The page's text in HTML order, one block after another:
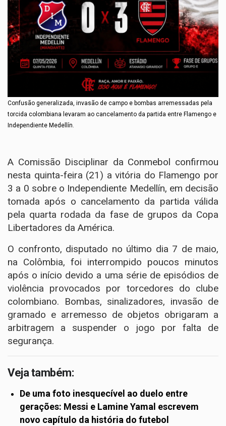
Confusão generalizada, invasão de campo e bombas arremessadas pela
torcida colombiana levaram ao cancelamento da partida entre Flamengo e
Independiente Medellín.
A Comissão Disciplinar da Conmebol confirmou
nesta quinta-feira (21) a vitória do Flamengo por
3 a 0 sobre o Independiente Medellín, em decisão
tomada após o cancelamento da partida válida
pela quarta rodada da fase de grupos da Copa
Libertadores da América.
O confronto, disputado no último dia 7 de maio,
na Colômbia, foi interrompido poucos minutos
após o início devido a uma série de episódios de
violência provocados por torcedores do clube
colombiano. Bombas, sinalizadores, invasão de
gramado e arremesso de objetos obrigaram a
arbitragem a suspender o jogo por falta de
segurança.
Veja também:
De uma foto inesquecível ao duelo entre
gerações: Messi e Lamine Yamal escrevem
novo capítulo da história do futebol